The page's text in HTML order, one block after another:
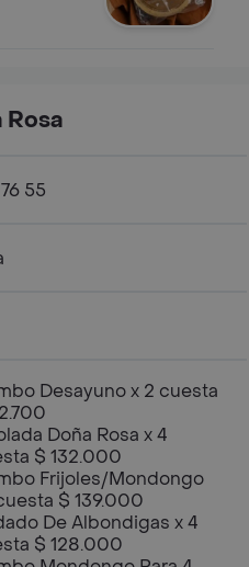
Rosa
55
Desayuno x 2 cuesta
Doña Rosa x 4
$ 132.000
Frijoles/Mondongo
$ 139.000
De Albondigas x 4
$ 128.000